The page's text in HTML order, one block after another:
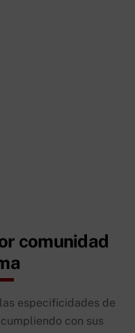
comunidad
especificidades de
con sus